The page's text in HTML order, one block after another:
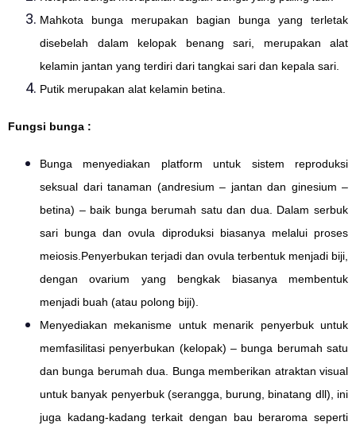
Mahkota bunga merupakan bagian bunga yang terletak
disebelah dalam kelopak benang sari, merupakan alat
kelamin jantan yang terdiri dari tangkai sari dan kepala sari.
Putik merupakan alat kelamin betina.
Fungsi bunga :
Bunga menyediakan platform untuk sistem reproduksi
seksual dari tanaman (andresium – jantan dan ginesium –
betina) – baik bunga berumah satu dan dua. Dalam serbuk
sari bunga dan ovula diproduksi biasanya melalui proses
meiosis.Penyerbukan terjadi dan ovula terbentuk menjadi biji,
dengan ovarium yang bengkak biasanya membentuk
menjadi buah (atau polong biji).
Menyediakan mekanisme untuk menarik penyerbuk untuk
memfasilitasi penyerbukan (kelopak) – bunga berumah satu
dan bunga berumah dua. Bunga memberikan atraktan visual
untuk banyak penyerbuk (serangga, burung, binatang dll), ini
juga kadang-kadang terkait dengan bau beraroma seperti